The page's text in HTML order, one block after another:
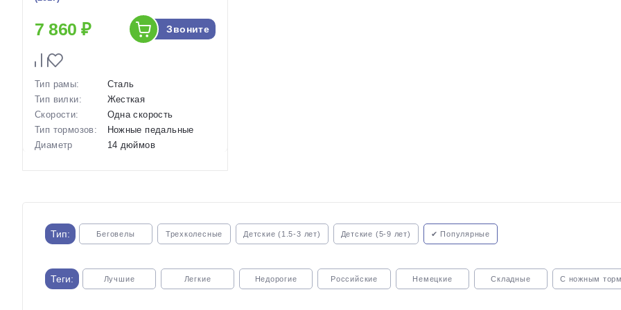
7 860 ₽ Звоните
Тип рамы:
Сталь
Тип вилки:
Жесткая
Скорости:
Одна скорость
Тип тормозов:
Ножные педальные
Диаметр
14 дюймов
Тип: Беговелы Трехколесные Детские (1.5-3 лет) Детские (5-9 лет) ✔ Популярные
Теги: Лучшие Легкие Недорогие Российские Немецкие Складные С ножным